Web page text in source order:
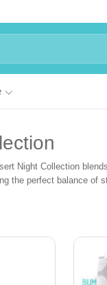
Night Collection
the perfect balance of